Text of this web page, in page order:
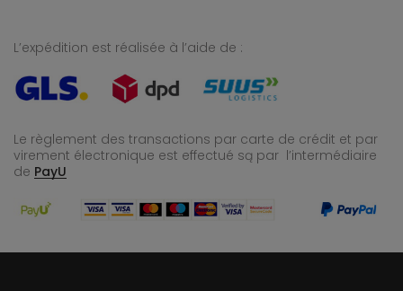
L’expédition est réalisée à l’aide de :
Le règlement des transactions par carte de crédit et par
virement électronique est effectué są par l’intermédiaire
de PayU